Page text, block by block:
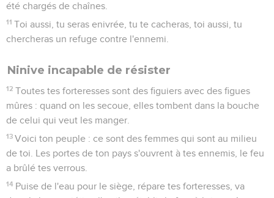
été chargés de chaînes.
11 Toi aussi, tu seras enivrée, tu te cacheras, toi aussi, tu
chercheras un refuge contre l'ennemi.
Ninive incapable de résister
12 Toutes tes forteresses sont des figuiers avec des figues
mûres : quand on les secoue, elles tombent dans la bouche
de celui qui veut les manger.
13 Voici ton peuple : ce sont des femmes qui sont au milieu
de toi. Les portes de ton pays s'ouvrent à tes ennemis, le feu
a brûlé tes verrous.
14 Puise de l'eau pour le siège, répare tes forteresses, va